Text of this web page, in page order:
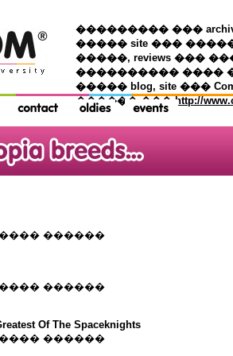
��������� ���
����� site ��� ������
�����, reviews ���
���������� ����
����� blog, site ���
������ ��� http://
������
������
Of The Spaceknights
������